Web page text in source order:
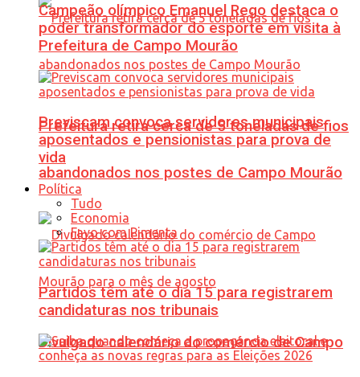
Prefeitura retira cerca de 5 toneladas de fios
abandonados nos postes de Campo Mourão
Divulgado calendário do comércio de Campo
Campeão olímpico Emanuel Rego destaca o
poder transformador do esporte em visita à
Prefeitura de Campo Mourão
Previscam convoca servidores municipais
aposentados e pensionistas para prova de
vida
Política
Tudo
Economia
Favo com Pimenta
Partidos têm até o dia 15 para registrarem
candidaturas nos tribunais